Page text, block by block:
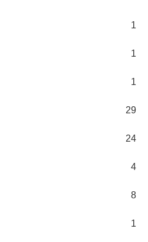
1
1
1
29
24
4
8
1